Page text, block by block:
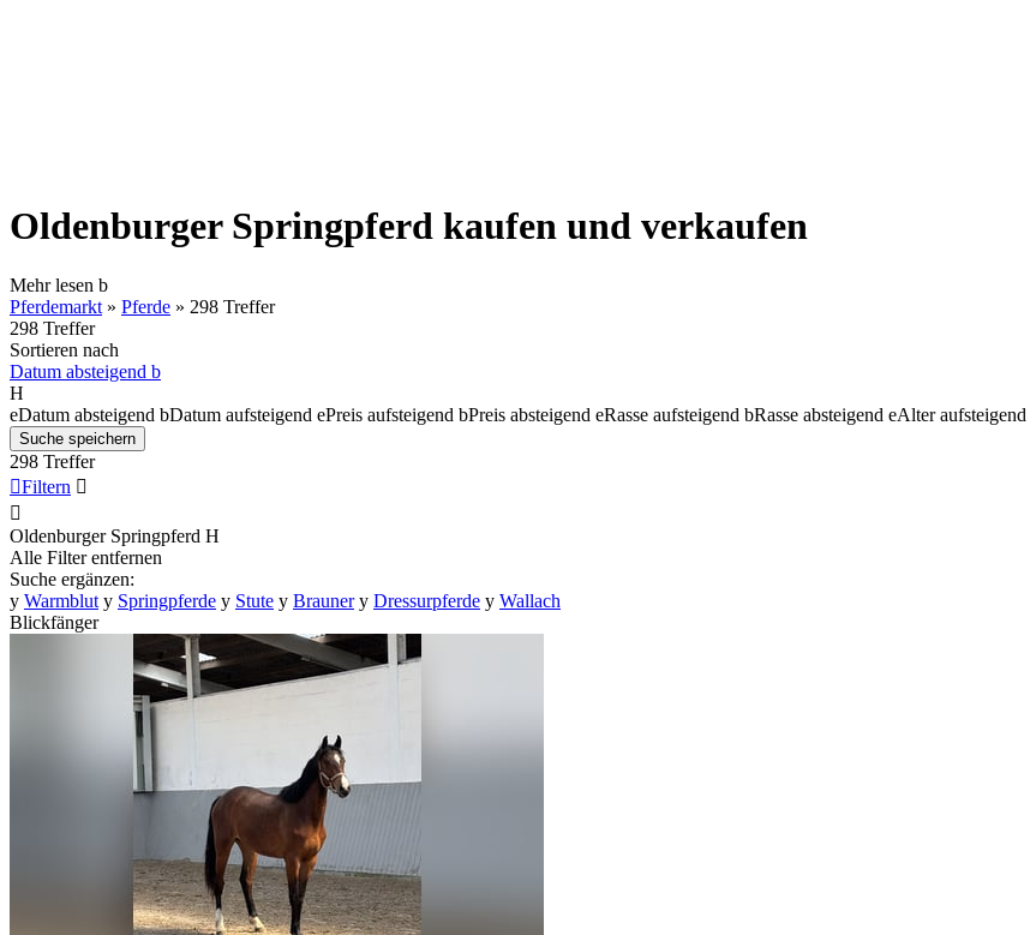
Oldenburger Springpferd kaufen und verkaufen
Mehr lesen b
Pferdemarkt » Pferde » 298 Treffer
298 Treffer
Sortieren nach
Datum absteigend b
H
eDatum absteigend bDatum aufsteigend ePreis aufsteigend bPreis absteigend eRasse aufsteigend bRasse absteigend eAlter aufsteigend
Suche speichern
298 Treffer
Filtern 

Oldenburger Springpferd H
Alle Filter entfernen
Suche ergänzen:
y Warmblut y Springpferde y Stute y Brauner y Dressurpferde y Wallach
Blickfänger